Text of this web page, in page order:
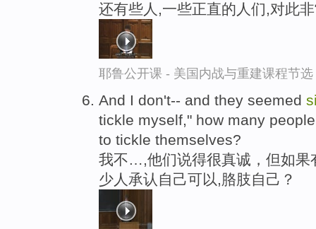
还有些人,一些正直的人们,对此
耶鲁公开课 - 美国内战与重建课程节选
And I don't-- and they seemed
tickle myself," how many
to tickle themselves?
我不…,他们说得很真诚，但如果
少人承认自己可以,胳肢自己？